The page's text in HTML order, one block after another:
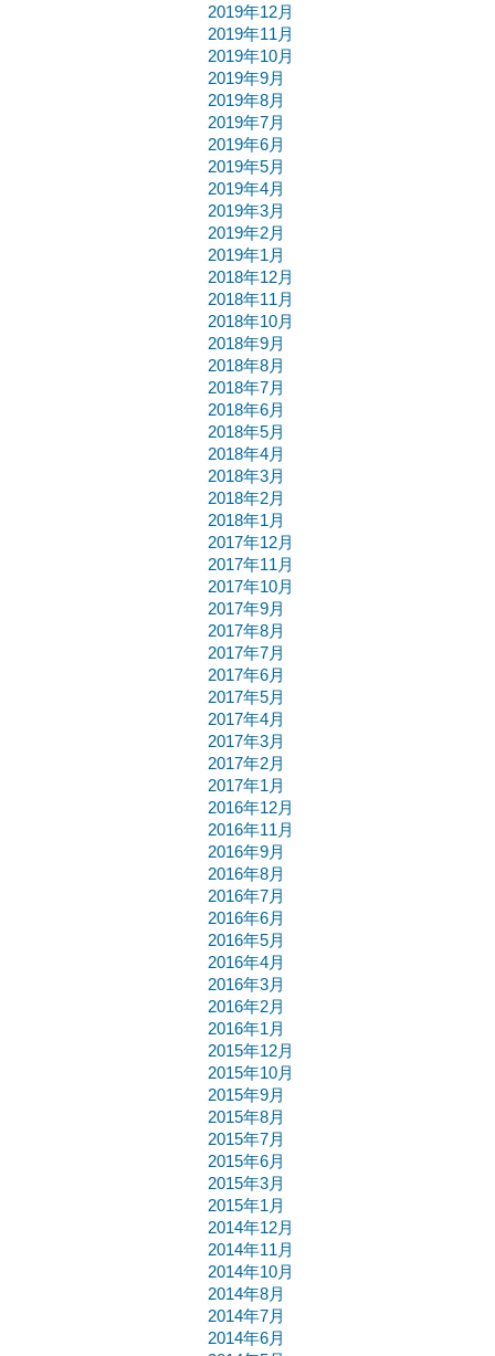
2019年12月
2019年11月
2019年10月
2019年9月
2019年8月
2019年7月
2019年6月
2019年5月
2019年4月
2019年3月
2019年2月
2019年1月
2018年12月
2018年11月
2018年10月
2018年9月
2018年8月
2018年7月
2018年6月
2018年5月
2018年4月
2018年3月
2018年2月
2018年1月
2017年12月
2017年11月
2017年10月
2017年9月
2017年8月
2017年7月
2017年6月
2017年5月
2017年4月
2017年3月
2017年2月
2017年1月
2016年12月
2016年11月
2016年9月
2016年8月
2016年7月
2016年6月
2016年5月
2016年4月
2016年3月
2016年2月
2016年1月
2015年12月
2015年10月
2015年9月
2015年8月
2015年7月
2015年6月
2015年3月
2015年1月
2014年12月
2014年11月
2014年10月
2014年8月
2014年7月
2014年6月